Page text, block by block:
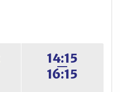
Open lesmiddag
14:15
16:15